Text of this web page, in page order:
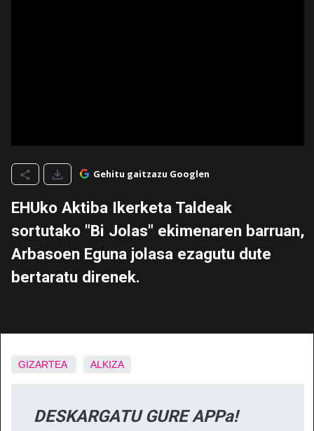
Gehitu gaitzazu Googlen
EHUko Aktiba Ikerketa Taldeak
sortutako "Bi Jolas" ekimenaren barruan,
Arbasoen Eguna jolasa ezagutu dute
bertaratu direnek.
GIZARTEA ALKIZA
DESKARGATU GURE APPa!